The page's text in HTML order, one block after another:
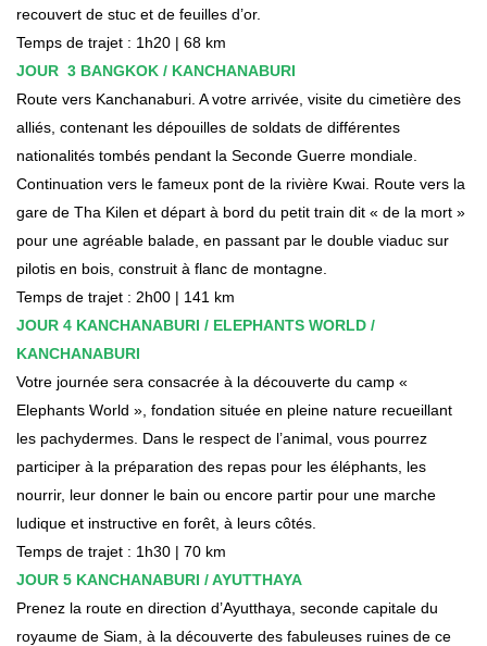
recouvert de stuc et de feuilles d’or.
Temps de trajet : 1h20 | 68 km
JOUR 3 BANGKOK / KANCHANABURI
Route vers Kanchanaburi. A votre arrivée, visite du cimetière des
alliés, contenant les dépouilles de soldats de différentes
nationalités tombés pendant la Seconde Guerre mondiale.
Continuation vers le fameux pont de la rivière Kwai. Route vers la
gare de Tha Kilen et départ à bord du petit train dit « de la mort »
pour une agréable balade, en passant par le double viaduc sur
pilotis en bois, construit à flanc de montagne.
Temps de trajet : 2h00 | 141 km
JOUR 4 KANCHANABURI / ELEPHANTS WORLD /
KANCHANABURI
Votre journée sera consacrée à la découverte du camp «
Elephants World », fondation située en pleine nature recueillant
les pachydermes. Dans le respect de l’animal, vous pourrez
participer à la préparation des repas pour les éléphants, les
nourrir, leur donner le bain ou encore partir pour une marche
ludique et instructive en forêt, à leurs côtés.
Temps de trajet : 1h30 | 70 km
JOUR 5 KANCHANABURI / AYUTTHAYA
Prenez la route en direction d’Ayutthaya, seconde capitale du
royaume de Siam, à la découverte des fabuleuses ruines de ce